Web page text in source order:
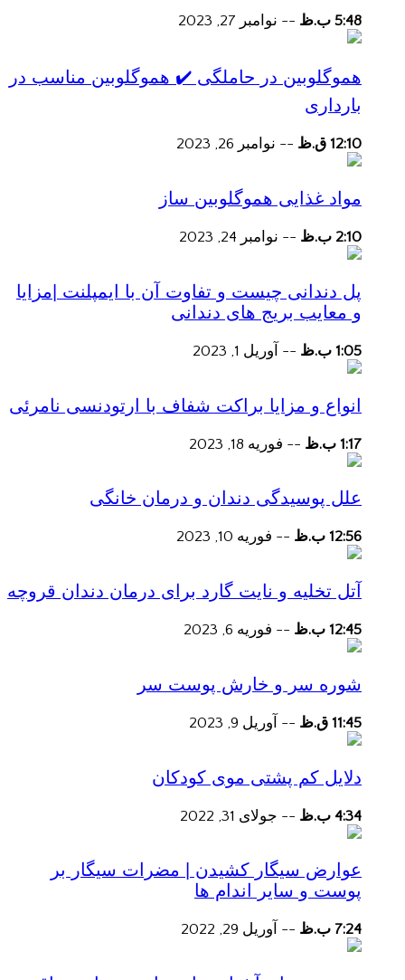
5:48 ب.ظ -- نوامبر 27, 2023
هموگلوبین در حاملگی ✔️ هموگلوبین مناسب در
بارداری
12:10 ق.ظ -- نوامبر 26, 2023
مواد غذایی هموگلوبین ساز
2:10 ب.ظ -- نوامبر 24, 2023
پل دندانی چیست و تفاوت آن با ایمپلنت |مزایا
و معایب بریج های دندانی
1:05 ب.ظ -- آوریل 1, 2023
انواع و مزایا براکت شفاف با ارتودنسی نامرئی
1:17 ب.ظ -- فوریه 18, 2023
علل پوسیدگی دندان و درمان خانگی
12:56 ب.ظ -- فوریه 10, 2023
آتل تخلیه و نایت گارد برای درمان دندان قروچه
12:45 ب.ظ -- فوریه 6, 2023
شوره سر و خارش پوست سر
11:45 ق.ظ -- آوریل 9, 2023
دلایل کم پشتی موی کودکان
4:34 ب.ظ -- جولای 31, 2022
عوارض سیگار کشیدن | مضرات سیگار بر
پوست و سایر اندام ها
7:24 ب.ظ -- آوریل 29, 2022